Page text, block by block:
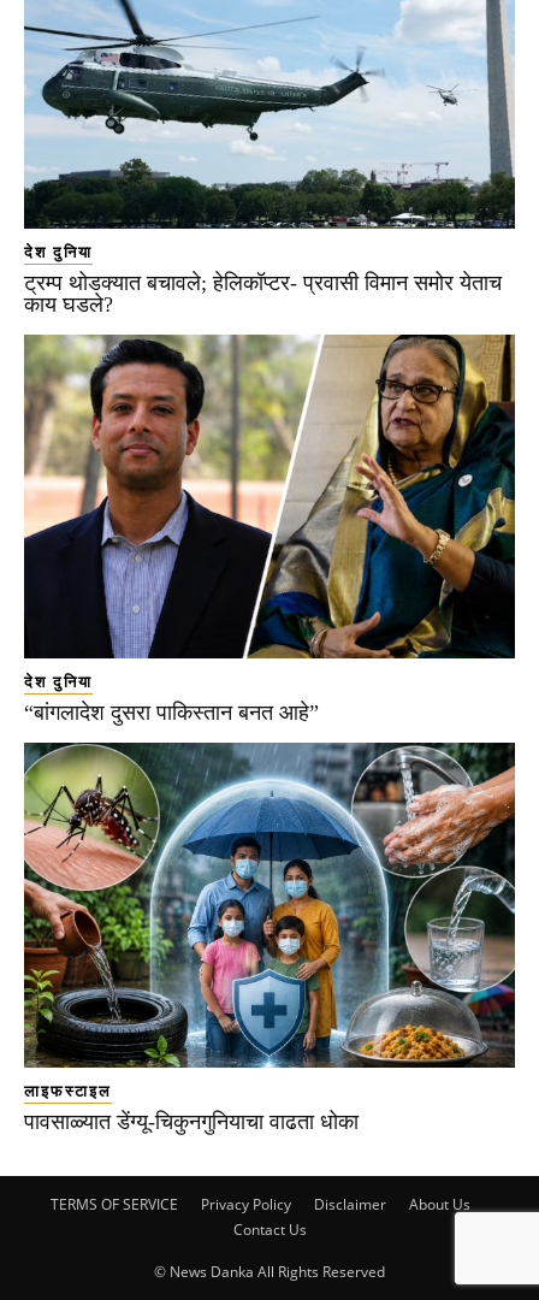
देश दुनिया
ट्रम्प थोडक्यात बचावले; हेलिकॉप्टर- प्रवासी विमान समोर येताच
काय घडले?
देश दुनिया
“बांगलादेश दुसरा पाकिस्तान बनत आहे”
लाइफस्टाइल
पावसाळ्यात डेंग्यू-चिकुनगुनियाचा वाढता धोका
TERMS OF SERVICE Privacy Policy Disclaimer
About Us
Contact Us
© News Danka All Rights Reserved